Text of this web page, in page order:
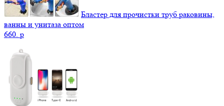
Бластер для прочистки труб раковины,
ванны и унитаза оптом
660. p